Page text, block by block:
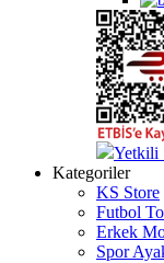
Yetkili
Kategoriler
KS Store
Futbol
Erkek
Spor